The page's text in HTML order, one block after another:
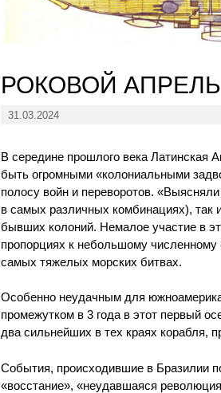
РОКОВОЙ
31.03.2024
В середине прошлого века Латинская
быть огромными «колониальными
полосу войн и переворотов.
в самых различных комбинациях), так
бывших колоний. Немалое участие в
пропорциях к небольшому
самых тяжелых морских битвах.
Особенно неудачным для
промежутком в 3 года в этот первый
два сильнейших в тех краях корабля,
События, происходившие в Бразилии
«восстание», «неудавшаяся